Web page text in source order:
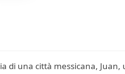
di una città messicana,